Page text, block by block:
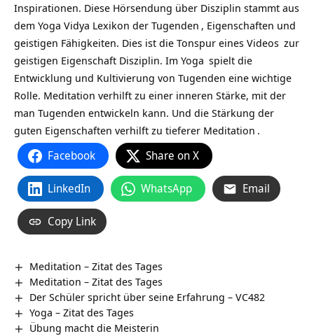
Inspirationen. Diese Hörsendung über Disziplin stammt aus
dem Yoga Vidya Lexikon der Tugenden , Eigenschaften und
geistigen Fähigkeiten. Dies ist die Tonspur eines Videos zur
geistigen Eigenschaft Disziplin. Im Yoga spielt die
Entwicklung und Kultivierung von Tugenden eine wichtige
Rolle. Meditation verhilft zu einer inneren Stärke, mit der
man Tugenden entwickeln kann. Und die Stärkung der
guten Eigenschaften verhilft zu tieferer Meditation .
Facebook Share on X
LinkedIn WhatsApp Email
Copy Link
Meditation – Zitat des Tages
Meditation – Zitat des Tages
Der Schüler spricht über seine Erfahrung – VC482
Yoga – Zitat des Tages
Übung macht die Meisterin